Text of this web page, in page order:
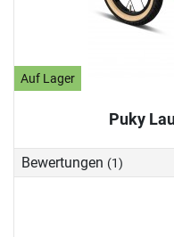
Auf Lager
Puky
Bewertungen (1)